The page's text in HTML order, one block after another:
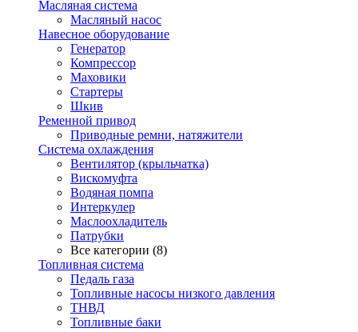
Масляная система
Масляный насос
Навесное оборудование
Генератор
Компрессор
Маховики
Стартеры
Шкив
Ременной привод
Приводные ремни, натяжители
Система охлаждения
Вентилятор (крыльчатка)
Вискомуфта
Водяная помпа
Интеркулер
Маслоохладитель
Патрубки
Все категории (8)
Топливная система
Педаль газа
Топливные насосы низкого давления
ТНВД
Топливные баки